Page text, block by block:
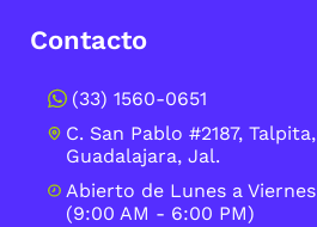
Contacto
(33) 1560-0651
C. San Pablo #2187, Talpita,
Guadalajara, Jal.
Abierto de Lunes a Viernes
(9:00 AM - 6:00 PM)